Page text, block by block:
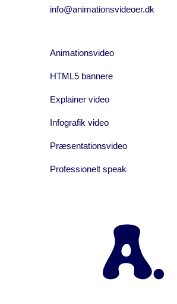
info@animationsvideoer.dk
Animationsvideo
HTML5 bannere
Explainer video
Infografik video
Præsentationsvideo
Professionelt speak